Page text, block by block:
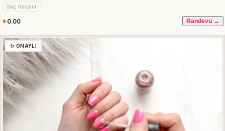
Saç Kesimi
0.00 Randevu →
✨ ONAYLI